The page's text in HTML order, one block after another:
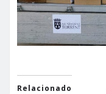
Relacionado